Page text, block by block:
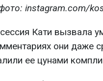
instagram.com/
Кати вызвала
они даже
ее цунами